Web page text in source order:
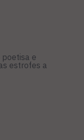
poetisa e
estrofes a